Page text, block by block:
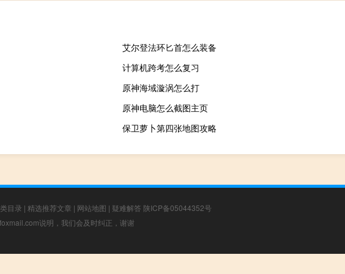
艾尔登法环匕首怎么装备
计算机跨考怎么复习
原神海域漩涡怎么打
原神电脑怎么截图主页
保卫萝卜第四张地图攻略
目录 | 精选推荐文章 | 网站地图 | 疑难解答 陕ICP备05044352号
说明，我们会及时纠正，谢谢